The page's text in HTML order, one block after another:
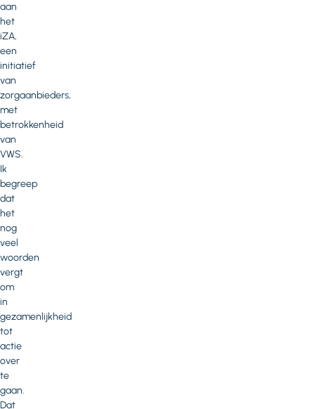
aan
het
iZA,
een
initiatief
van
zorgaanbieders,
met
betrokkenheid
van
VWS.
Ik
begreep
dat
het
nog
veel
woorden
vergt
om
in
gezamenlijkheid
tot
actie
over
te
gaan.
Dat